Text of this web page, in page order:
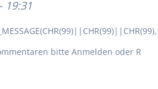
19:31
bitte Anmelden oder R